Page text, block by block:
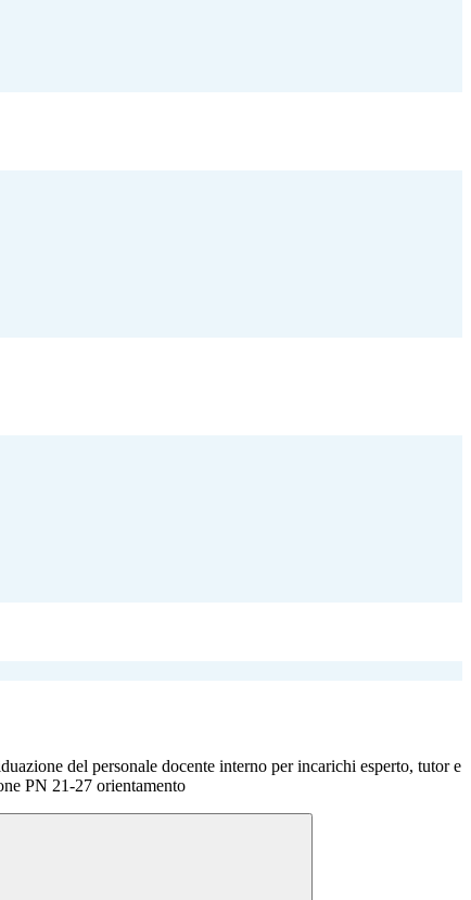
del personale docente interno per incarichi esperto, tutor e
PN 21-27 orientamento